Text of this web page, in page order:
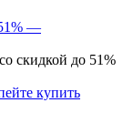
—
скидкой до 51%